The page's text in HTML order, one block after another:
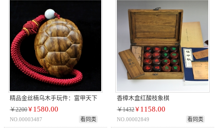
精品金丝楠乌木手玩件：富甲天下
￥2200￥ 1580.00
NO.00003487 看同类
香樟木盒红酸枝象棋
￥1432￥ 1158.00
NO.00002849 看同类